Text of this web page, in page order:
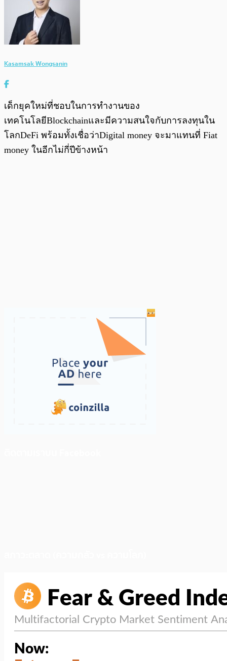
Kasamsak Wongsanin
เด็กยุคใหม่ที่ชอบในการทำงานของ
เทคโนโลยีBlockchainและมีความสนใจกับการลงทุนใน
โลกDeFi พร้อมทั้งเชื่อว่าDigital money จะมาแทนที่ Fiat
money ในอีกไม่กี่ปีข้างหน้า